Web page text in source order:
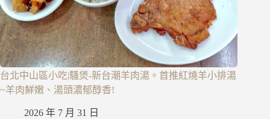
台北中山區小吃|騷煲-新台潮羊肉湯。首推紅燒羊小排湯
~羊肉鮮嫩、湯頭濃郁醇香!
2026 年 7 月 31 日